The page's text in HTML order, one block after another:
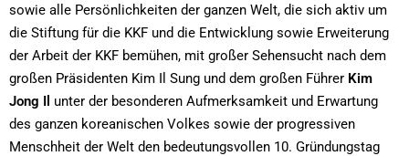
sowie alle Persönlichkeiten der ganzen Welt, die sich aktiv um
die Stiftung für die KKF und die Entwicklung sowie Erweiterung
der Arbeit der KKF bemühen, mit großer Sehensucht nach dem
großen Präsidenten Kim Il Sung und dem großen Führer Kim
Jong Il unter der besonderen Aufmerksamkeit und Erwartung
des ganzen koreanischen Volkes sowie der progressiven
Menschheit der Welt den bedeutungsvollen 10. Gründungstag